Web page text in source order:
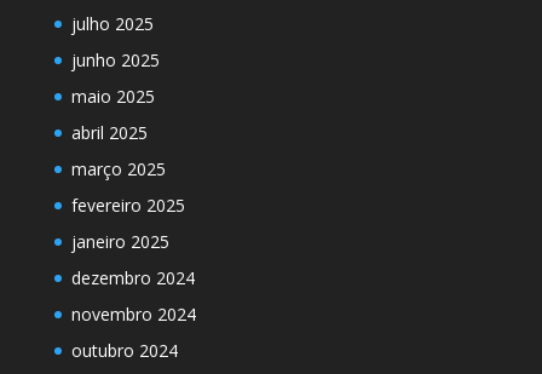
julho 2025
junho 2025
maio 2025
abril 2025
março 2025
fevereiro 2025
janeiro 2025
dezembro 2024
novembro 2024
outubro 2024